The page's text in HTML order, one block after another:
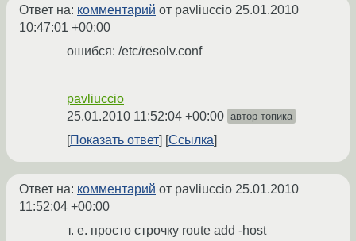
Ответ на: комментарий от pavliuccio 25.01.2010
10:47:01 +00:00
ошибся: /etc/resolv.conf
pavliuccio
25.01.2010 11:52:04 +00:00 автор топика
Показать ответ Ссылка
Ответ на: комментарий от pavliuccio 25.01.2010
11:52:04 +00:00
т. е. просто строчку route add -host